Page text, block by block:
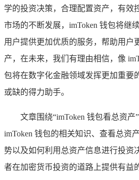
学的投资决策，合理配置资产，有效
市场的不断发展，imToken 钱包将继
用户提供更加优质的服务，帮助用户
产，在未来，我们有理由相信，像
包将在数字化金融领域发挥更加重要
或缺的得力助手。
文章围绕“imToken 钱包看总资
imToken 钱包的相关知识、查看总资
势以及如何利用总资产信息进行投资
者在加密货币投资的道路上提供有益